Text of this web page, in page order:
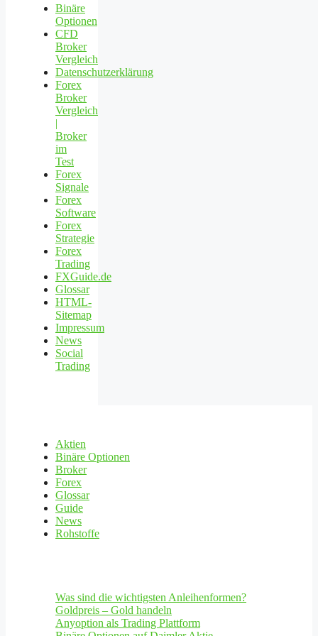
Binäre
Optionen
CFD
Broker
Vergleich
Datenschutzerklärung
Forex
Broker
Vergleich
|
Broker
im
Test
Forex
Signale
Forex
Software
Forex
Strategie
Forex
Trading
FXGuide.de
Glossar
HTML-
Sitemap
Impressum
News
Social
Trading
Aktien
Binäre Optionen
Broker
Forex
Glossar
Guide
News
Rohstoffe
Was sind die wichtigsten Anleihenformen?
Goldpreis – Gold handeln
Anyoption als Trading Plattform